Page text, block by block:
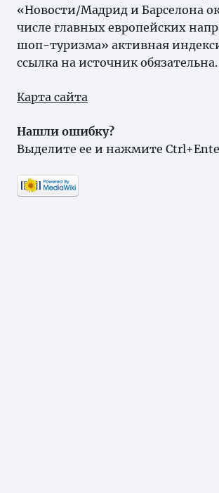
«Новости/Мадрид и Барселона
числе главных европейских
шоп-туризма» активная
ссылка на источник обязательна.
Карта сайта
Нашли ошибку?
Выделите ее и нажмите